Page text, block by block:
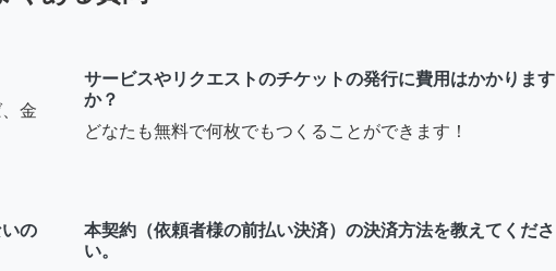
金
サービスやリクエストのチケットの発行に費用はかかります
か？
どなたも無料で何枚でもつくることができます！
の
本契約（依頼者様の前払い決済）の決済方法を教えてくださ
い。